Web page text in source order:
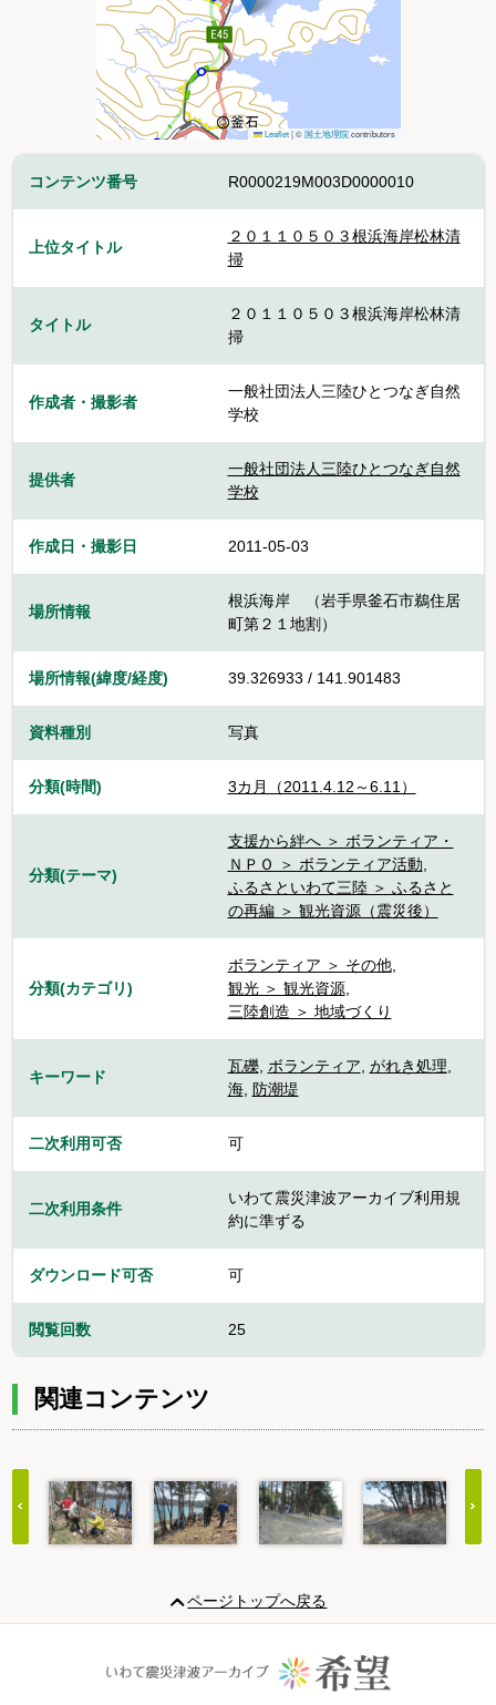
Leaflet |©国土地理院contributors
コンテンツ番号 R0000219M003D0000010
上位タイトル
２０１１０５０３根浜海岸松林清
掃
タイトル
２０１１０５０３根浜海岸松林清
掃
作成者・撮影者
一般社団法人三陸ひとつなぎ自然
学校
提供者
一般社団法人三陸ひとつなぎ自然
学校
作成日・撮影日 2011-05-03
場所情報
根浜海岸 （岩手県釜石市鵜住居
町第２１地割）
場所情報(緯度/経度) 39.326933 / 141.901483
資料種別 写真
分類(時間) 3カ月（2011.4.12～6.11）
分類(テーマ)
支援から絆へ ＞ ボランティア・
ＮＰＯ ＞ ボランティア活動,
ふるさといわて三陸 ＞ ふるさと
の再編 ＞ 観光資源（震災後）
分類(カテゴリ)
ボランティア ＞ その他,
観光 ＞ 観光資源,
三陸創造 ＞ 地域づくり
キーワード
瓦礫, ボランティア, がれき処理,
海, 防潮堤
二次利用可否 可
二次利用条件
いわて震災津波アーカイブ利用規
約に準ずる
ダウンロード可否 可
閲覧回数 25
関連コンテンツ
20
ページトップへ戻る